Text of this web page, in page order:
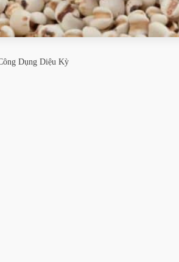
Dụng Diệu Kỳ